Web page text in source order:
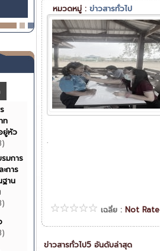
ท
ยู่หัว
มการ
การ
าน
หมวดหมู่ : ข่าวสารทั่วไป
.
เฉลี่ย : Not
ข่าวสารทั่วไป5 อันดับล่าสุด